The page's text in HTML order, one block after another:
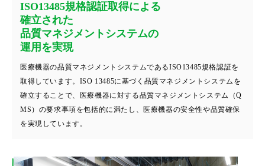
ISO13485規格認証取得による
確立された
品質マネジメントシステムの
運用を実現
医療機器の品質マネジメントシステムであるISO13485規格認証を
取得しています。ISO 13485に基づく品質マネジメントシステムを
確立することで、医療機器に対する品質マネジメントシステム（Q
MS）の要求事項を包括的に満たし、医療機器の安全性や品質確保
を実現しています。